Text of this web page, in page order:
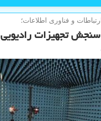
و فناوری اطلاعات؛
سنجش تجهیزات رادیویی